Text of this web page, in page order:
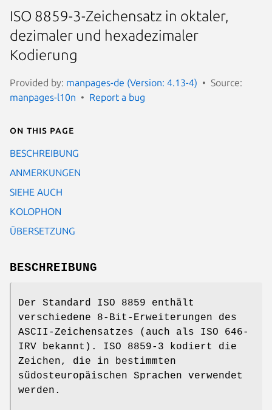
ISO 8859-3-Zeichensatz in oktaler,
dezimaler und hexadezimaler
Kodierung
Provided by: manpages-de (Version: 4.13-4)
Source:
manpages-l10n
Report a bug
On this page
BESCHREIBUNG
ANMERKUNGEN
SIEHE AUCH
KOLOPHON
ÜBERSETZUNG
BESCHREIBUNG
Der Standard ISO 8859 enthält
verschiedene 8-Bit-Erweiterungen des
ASCII-Zeichensatzes (auch als ISO 646-
IRV bekannt). ISO 8859-3 kodiert die
Zeichen, die in bestimmten
südosteuropäischen Sprachen verwendet
werden.